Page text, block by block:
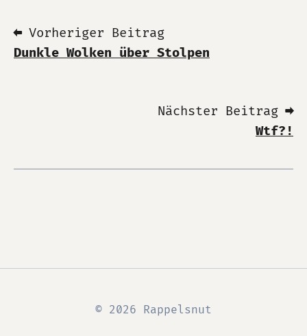
⬅ Vorheriger Beitrag
Dunkle Wolken über Stolpen
Nächster Beitrag ➡
Wtf?!
© 2026 Rappelsnut